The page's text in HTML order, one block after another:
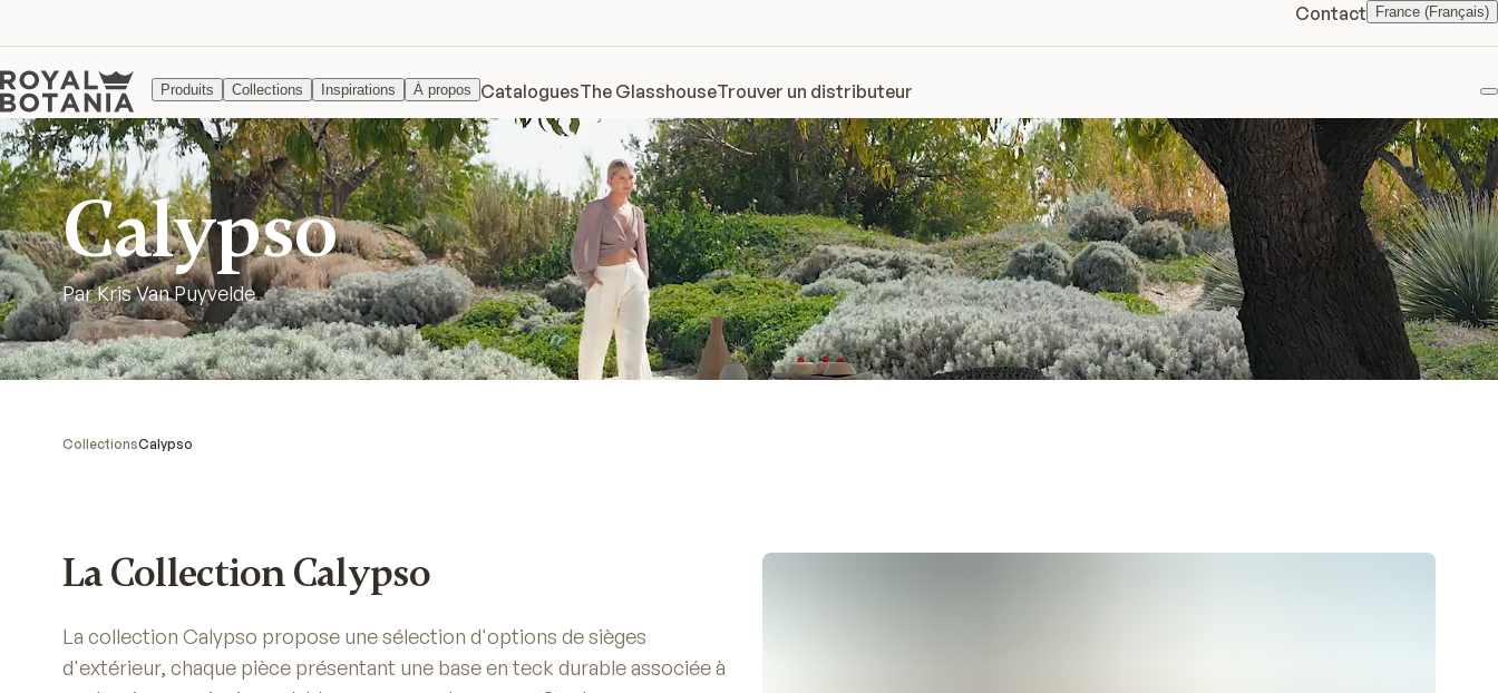
Contact France (Français)
Produits Collections Inspirations À propos CataloguesThe GlasshouseTrouver un distributeur
Calypso
Par Kris Van Puyvelde
CollectionsCalypso
La Collection Calypso
La collection Calypso propose une sélection d'options de sièges
d'extérieur, chaque pièce présentant une base en teck durable associée à